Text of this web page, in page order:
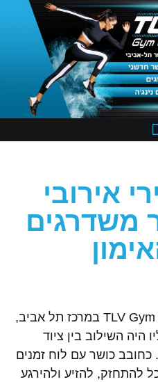
אירובי
משדרגים
כשהתחלתי להתאמן ב-TLV Gym Club במרכז תל אביב,
השילוב בין ציוד
כחובב כושר עם לוח זמנים
להתחזק, להזיע ולהירגע